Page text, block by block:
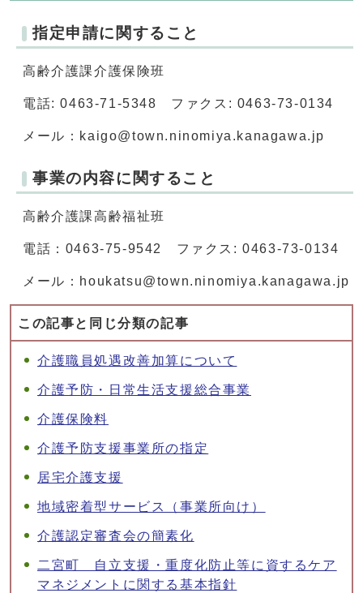
指定申請に関すること
高齢介護課介護保険班
電話: 0463-71-5348 ファクス: 0463-73-0134
メール：kaigo@town.ninomiya.kanagawa.jp
事業の内容に関すること
高齢介護課高齢福祉班
電話：0463-75-9542 ファクス: 0463-73-0134
メール：houkatsu@town.ninomiya.kanagawa.jp
この記事と同じ分類の記事
介護職員処遇改善加算について
介護予防・日常生活支援総合事業
介護保険料
介護予防支援事業所の指定
居宅介護支援
地域密着型サービス（事業所向け）
介護認定審査会の簡素化
二宮町 自立支援・重度化防止等に資するケア
マネジメントに関する基本指針